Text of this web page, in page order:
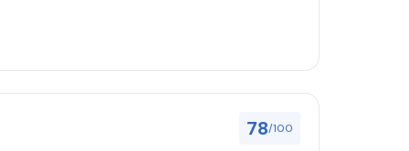
78/100